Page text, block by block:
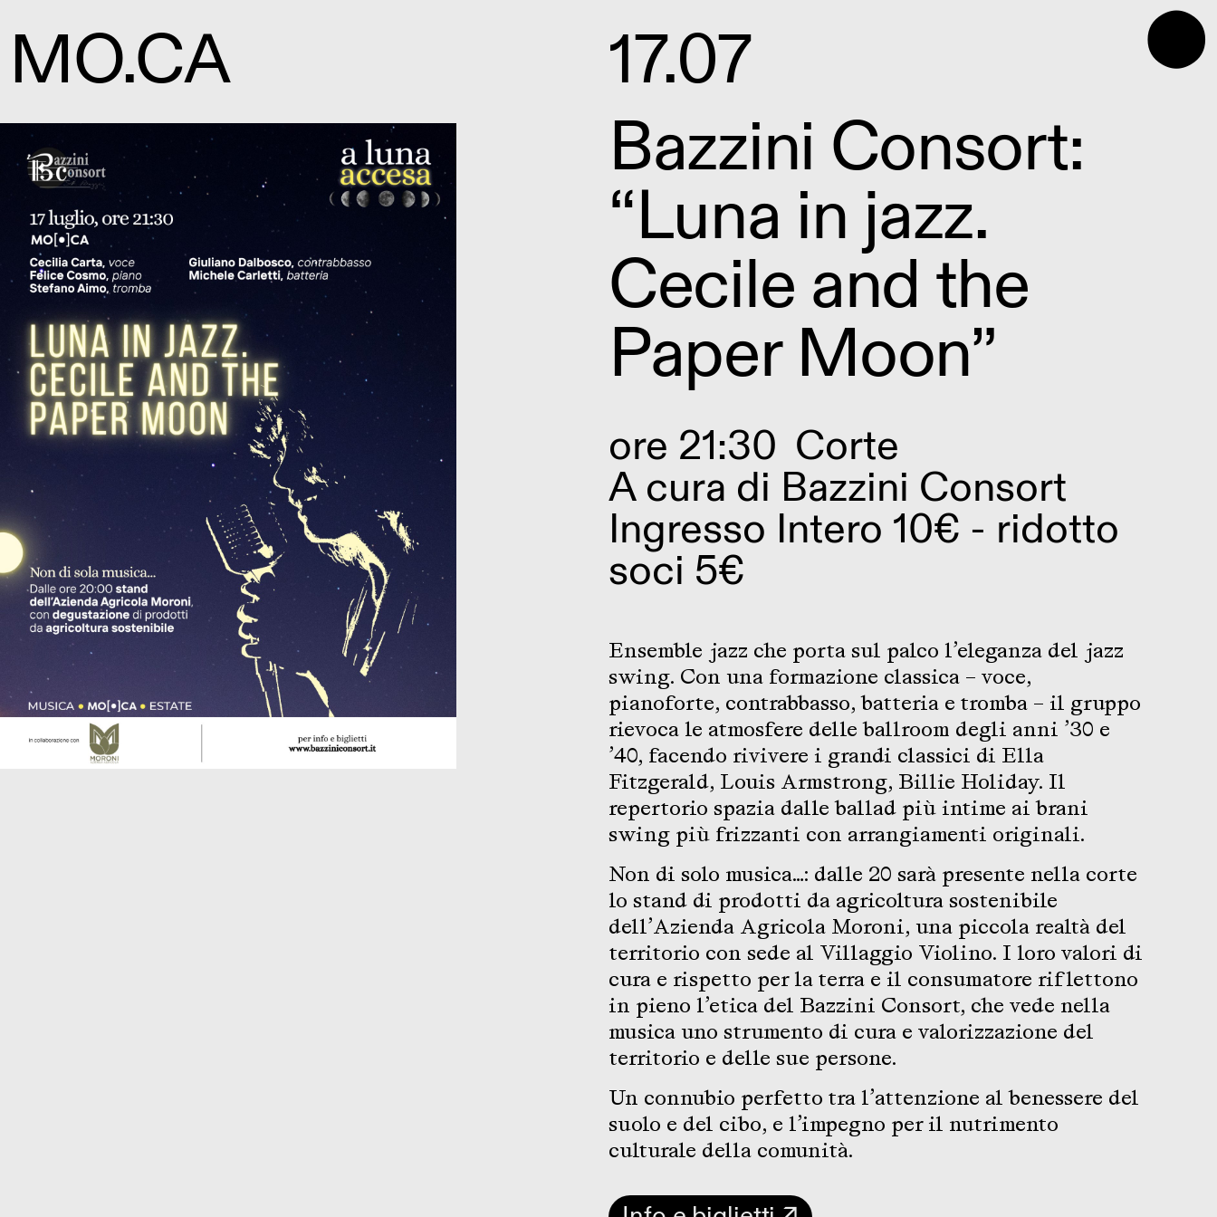
⬤
MO.CA
17.07
Bazzini Consort:
“Luna in jazz.
Cecile and the
Paper Moon”
ore 21:30 Corte
A cura di Bazzini Consort
Ingresso Intero 10€ - ridotto
soci 5€
Ensemble jazz che porta sul palco l’eleganza del jazz
swing. Con una formazione classica – voce,
pianoforte, contrabbasso, batteria e tromba – il gruppo
rievoca le atmosfere delle ballroom degli anni ’30 e
’40, facendo rivivere i grandi classici di Ella
Fitzgerald, Louis Armstrong, Billie Holiday. Il
repertorio spazia dalle ballad più intime ai brani
swing più frizzanti con arrangiamenti originali.
Non di solo musica…: dalle 20 sarà presente nella corte
lo stand di prodotti da agricoltura sostenibile
dell’Azienda Agricola Moroni, una piccola realtà del
territorio con sede al Villaggio Violino. I loro valori di
cura e rispetto per la terra e il consumatore riflettono
in pieno l’etica del Bazzini Consort, che vede nella
musica uno strumento di cura e valorizzazione del
territorio e delle sue persone.
Un connubio perfetto tra l’attenzione al benessere del
suolo e del cibo, e l’impegno per il nutrimento
culturale della comunità.